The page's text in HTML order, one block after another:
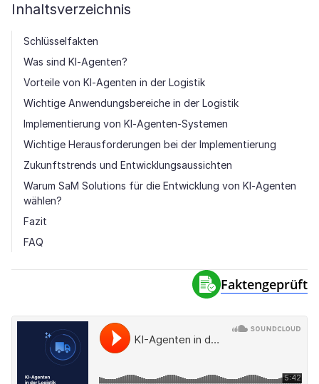
Inhaltsverzeichnis
Schlüsselfakten
Was sind KI-Agenten?
Vorteile von KI-Agenten in der Logistik
Wichtige Anwendungsbereiche in der Logistik
Implementierung von KI-Agenten-Systemen
Wichtige Herausforderungen bei der Implementierung
Zukunftstrends und Entwicklungsaussichten
Warum SaM Solutions für die Entwicklung von KI-Agenten
wählen?
Fazit
FAQ
Faktengeprüft